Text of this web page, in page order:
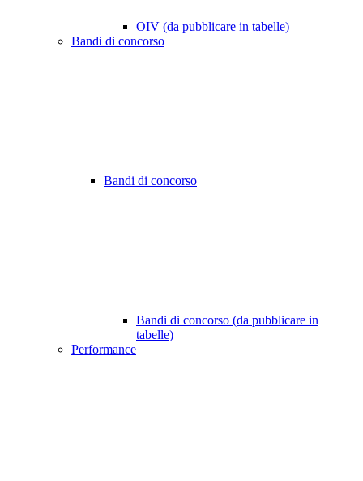
OIV (da pubblicare in tabelle)
Bandi di concorso
Bandi di concorso
Bandi di concorso (da pubblicare in
tabelle)
Performance